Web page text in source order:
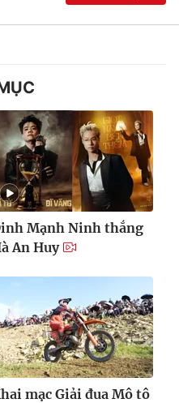
Mạnh Ninh thắng
An Huy
mạc Giải đua Mô tô